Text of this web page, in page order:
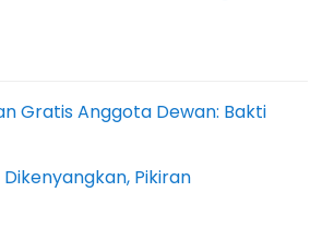
Gratis Anggota Dewan: Bakti
Pikiran